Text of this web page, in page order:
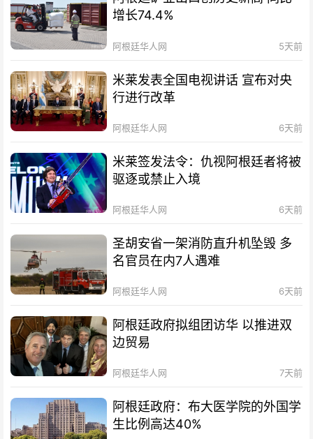
增长74.4%
阿根廷华人网 5天前
米莱发表全国电视讲话 宣布对央
行进行改革
阿根廷华人网 6天前
米莱签发法令：仇视阿根廷者将被
驱逐或禁止入境
阿根廷华人网 6天前
圣胡安省一架消防直升机坠毁 多
名官员在内7人遇难
阿根廷华人网 6天前
阿根廷政府拟组团访华 以推进双
边贸易
阿根廷华人网 7天前
阿根廷政府：布大医学院的外国学
生比例高达40%